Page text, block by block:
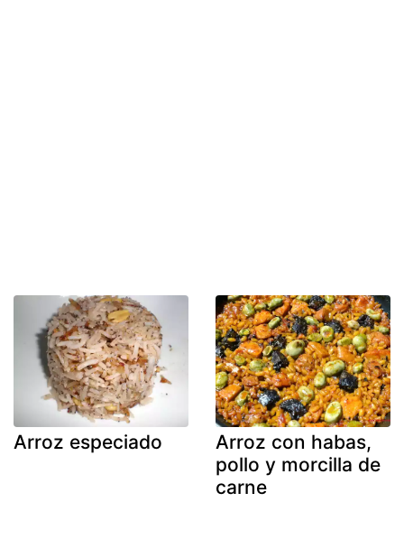
Arroz especiado
Arroz con habas,
pollo y morcilla de
carne